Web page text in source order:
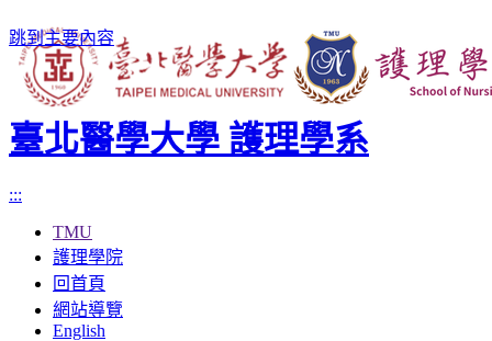
跳到主要內容
臺北醫學大學 護理學系
:::
TMU
護理學院
回首頁
網站導覽
English